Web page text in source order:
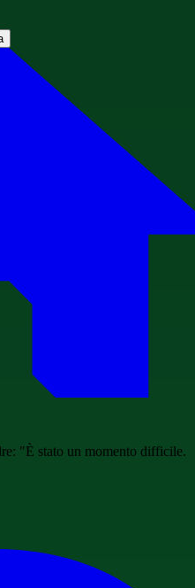
"È stato un momento difficile.